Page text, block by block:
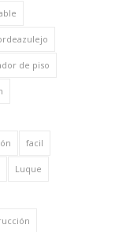
de piso
facil
Luque